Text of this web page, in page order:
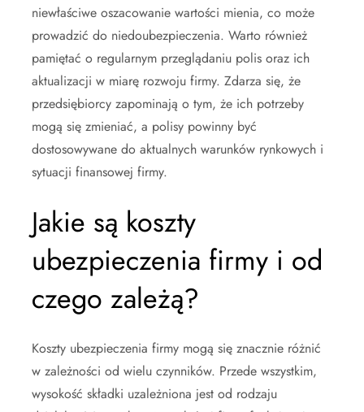
niewłaściwe oszacowanie wartości mienia, co może
prowadzić do niedoubezpieczenia. Warto również
pamiętać o regularnym przeglądaniu polis oraz ich
aktualizacji w miarę rozwoju firmy. Zdarza się, że
przedsiębiorcy zapominają o tym, że ich potrzeby
mogą się zmieniać, a polisy powinny być
dostosowywane do aktualnych warunków rynkowych i
sytuacji finansowej firmy.
Jakie są koszty
ubezpieczenia firmy i od
czego zależą?
Koszty ubezpieczenia firmy mogą się znacznie różnić
w zależności od wielu czynników. Przede wszystkim,
wysokość składki uzależniona jest od rodzaju